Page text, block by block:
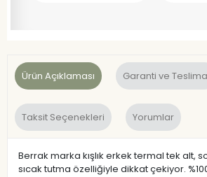
Ürün Açıklaması Garanti ve
Taksit Seçenekleri Yorumlar
Berrak marka kışlık erkek termal tek alt,
sıcak tutma özelliğiyle dikkat çekiyor.